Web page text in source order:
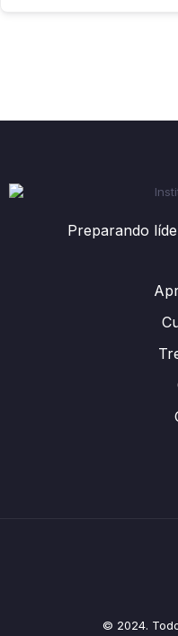
Preparando
© 2024.